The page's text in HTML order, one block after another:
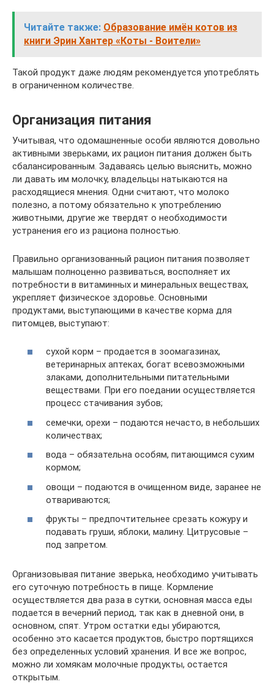
Читайте также: Образование имён котов из
книги Эрин Хантер «Коты - Воители»
Такой продукт даже людям рекомендуется употреблять
в ограниченном количестве.
Организация питания
Учитывая, что одомашненные особи являются довольно
активными зверьками, их рацион питания должен быть
сбалансированным. Задаваясь целью выяснить, можно
ли давать им молочку, владельцы натыкаются на
расходящиеся мнения. Одни считают, что молоко
полезно, а потому обязательно к употреблению
животными, другие же твердят о необходимости
устранения его из рациона полностью.
Правильно организованный рацион питания позволяет
малышам полноценно развиваться, восполняет их
потребности в витаминных и минеральных веществах,
укрепляет физическое здоровье. Основными
продуктами, выступающими в качестве корма для
питомцев, выступают:
сухой корм – продается в зоомагазинах,
ветеринарных аптеках, богат всевозможными
злаками, дополнительными питательными
веществами. При его поедании осуществляется
процесс стачивания зубов;
семечки, орехи – подаются нечасто, в небольших
количествах;
вода – обязательна особям, питающимся сухим
кормом;
овощи – подаются в очищенном виде, заранее не
отвариваются;
фрукты – предпочтительнее срезать кожуру и
подавать груши, яблоки, малину. Цитрусовые –
под запретом.
Организовывая питание зверька, необходимо учитывать
его суточную потребность в пище. Кормление
осуществляется два раза в сутки, основная масса еды
подается в вечерний период, так как в дневной они, в
основном, спят. Утром остатки еды убираются,
особенно это касается продуктов, быстро портящихся
без определенных условий хранения. И все же вопрос,
можно ли хомякам молочные продукты, остается
открытым.